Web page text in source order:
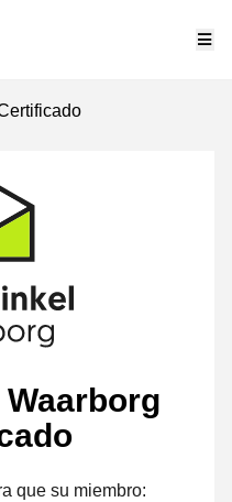
que su miembro: